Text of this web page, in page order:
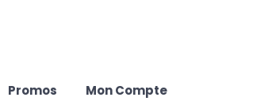
Promos Mon Compte